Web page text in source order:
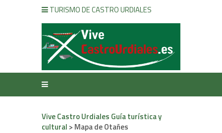
TURISMO DE CASTRO URDIALES
Vive Castro Urdiales Guía turística y
cultural > Mapa de Otañes